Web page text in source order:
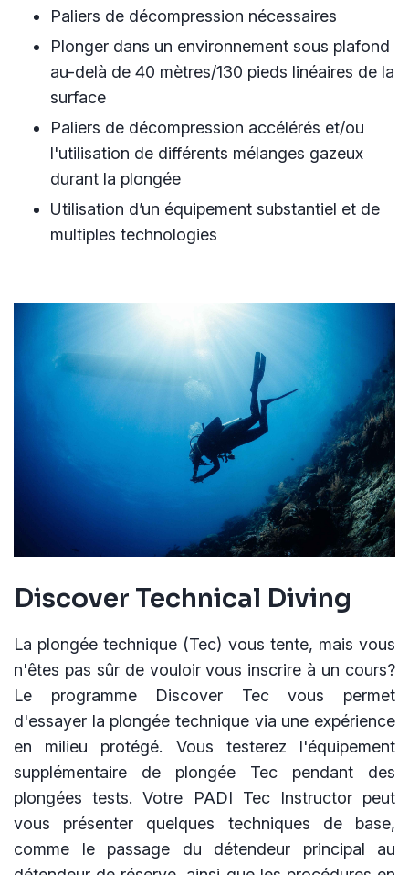
Paliers de décompression nécessaires
Plonger dans un environnement sous plafond
au-delà de 40 mètres/130 pieds linéaires de la
surface
Paliers de décompression accélérés et/ou
l'utilisation de différents mélanges gazeux
durant la plongée
Utilisation d’un équipement substantiel et de
multiples technologies
Discover Technical Diving
La plongée technique (Tec) vous tente, mais vous
n'êtes pas sûr de vouloir vous inscrire à un cours?
Le programme Discover Tec vous permet
d'essayer la plongée technique via une expérience
en milieu protégé. Vous testerez l'équipement
supplémentaire de plongée Tec pendant des
plongées tests. Votre PADI Tec Instructor peut
vous présenter quelques techniques de base,
comme le passage du détendeur principal au